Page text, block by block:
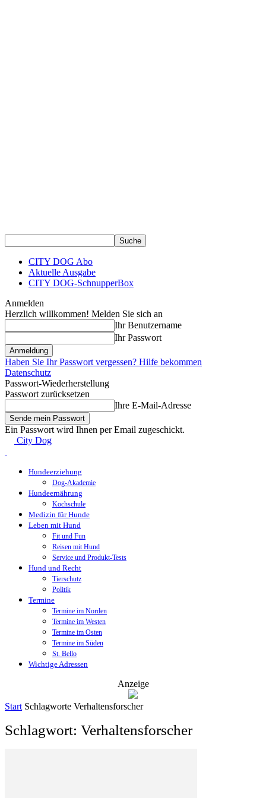
CITY DOG Abo
Aktuelle Ausgabe
CITY DOG-SchnupperBox
Anmelden
Herzlich willkommen! Melden Sie sich an
Ihr Benutzername
Ihr Passwort
Haben Sie Ihr Passwort vergessen? Hilfe bekommen
Datenschutz
Passwort-Wiederherstellung
Passwort zurücksetzen
Ihre E-Mail-Adresse
Ein Passwort wird Ihnen per Email zugeschickt.
City Dog
Hundeerziehung
Dog-Akademie
Hundeernährung
Kochschule
Medizin für Hunde
Leben mit Hund
Fit und Fun
Reisen mit Hund
Service und Produkt-Tests
Hund und Recht
Tierschutz
Politik
Termine
Termine im Norden
Termine im Westen
Termine im Osten
Termine im Süden
St. Bello
Wichtige Adressen
Anzeige
Start Schlagworte Verhaltensforscher
Schlagwort: Verhaltensforscher